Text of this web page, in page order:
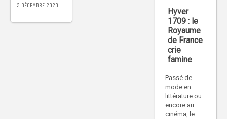
3 DÉCEMBRE 2020
Hyver
1709 : le
Royaume
de France
crie
famine
Passé de
mode en
littérature ou
encore au
cinéma, le